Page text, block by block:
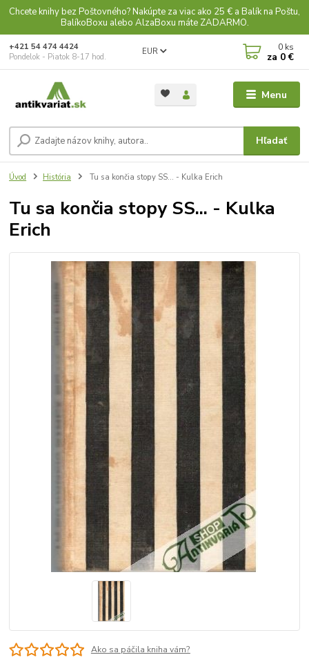
Chcete knihy bez Poštovného? Nakúpte za viac ako 25 € a Balík na Poštu,
BalíkoBoxu alebo AlzaBoxu máte ZADARMO.
Menu
EUR
Hľadať
+421 54 474 4424
Pondelok - Piatok 8-17 hod.
0 ks
za 0 €
Úvod História Tu sa končia stopy SS... - Kulka Erich
Tu sa končia stopy SS... - Kulka
Erich
Ako sa páčila kniha vám?